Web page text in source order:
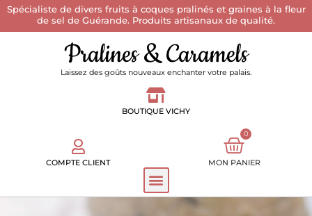
Spécialiste de divers fruits à coques pralinés et graines à la fleur
de sel de Guérande. Produits artisanaux de qualité.
Pralines & Caramels
Laissez des goûts nouveaux enchanter votre palais.
BOUTIQUE VICHY
COMPTE CLIENT
0
MON PANIER